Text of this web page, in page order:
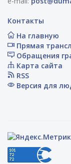
Контакты
На главную
Прямая
Обращения
Карта сайта
RSS
Версия для